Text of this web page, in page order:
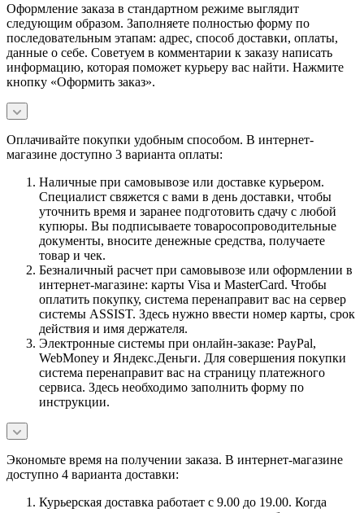
Оформление заказа в стандартном режиме выглядит
следующим образом. Заполняете полностью форму по
последовательным этапам: адрес, способ доставки, оплаты,
данные о себе. Советуем в комментарии к заказу написать
информацию, которая поможет курьеру вас найти. Нажмите
кнопку «Оформить заказ».
Оплачивайте покупки удобным способом. В интернет-
магазине доступно 3 варианта оплаты:
Наличные при самовывозе или доставке курьером.
Специалист свяжется с вами в день доставки, чтобы
уточнить время и заранее подготовить сдачу с любой
купюры. Вы подписываете товаросопроводительные
документы, вносите денежные средства, получаете
товар и чек.
Безналичный расчет при самовывозе или оформлении в
интернет-магазине: карты Visa и MasterCard. Чтобы
оплатить покупку, система перенаправит вас на сервер
системы ASSIST. Здесь нужно ввести номер карты, срок
действия и имя держателя.
Электронные системы при онлайн-заказе: PayPal,
WebMoney и Яндекс.Деньги. Для совершения покупки
система перенаправит вас на страницу платежного
сервиса. Здесь необходимо заполнить форму по
инструкции.
Экономьте время на получении заказа. В интернет-магазине
доступно 4 варианта доставки:
Курьерская доставка работает с 9.00 до 19.00. Когда